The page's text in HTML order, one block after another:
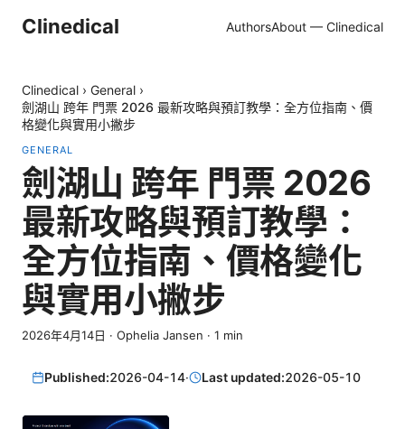
Clinedical AuthorsAbout — Clinedical
Clinedical › General ›
劍湖山 跨年 門票 2026 最新攻略與預訂教學：全方位指南、價
格變化與實用小撇步
GENERAL
劍湖山 跨年 門票 2026
最新攻略與預訂教學：
全方位指南、價格變化
與實用小撇步
2026年4月14日 · Ophelia Jansen · 1 min
Published:2026-04-14· Last updated:2026-05-10